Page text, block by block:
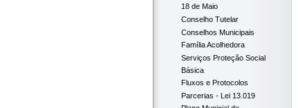
18 de Maio
Conselho Tutelar
Conselhos Municipais
Família Acolhedora
Serviços Proteção Social
Básica
Fluxos e Protocolos
Parcerias - Lei 13.019